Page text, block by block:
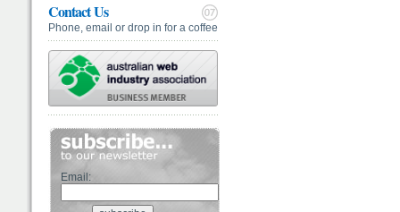
Contact Us
Phone, email or drop in for a coffee
Email: